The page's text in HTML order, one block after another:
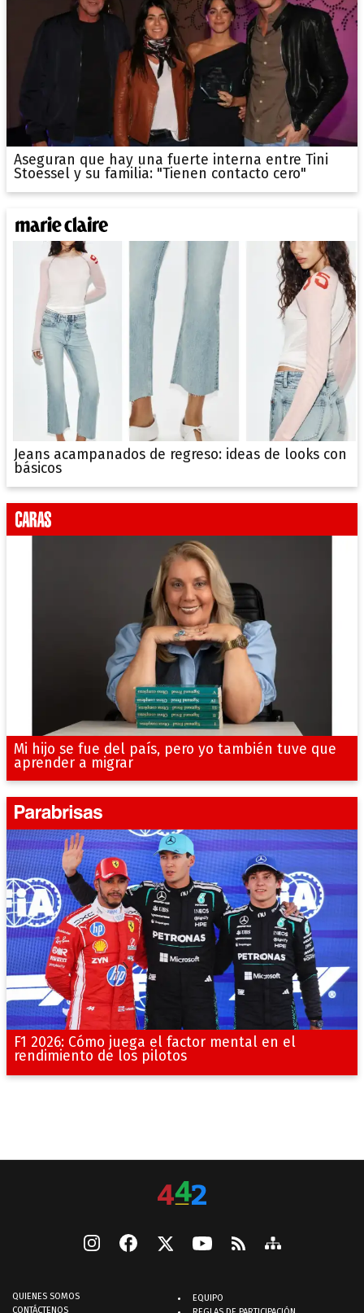
Aseguran que hay una fuerte interna entre Tini
Stoessel y su familia: "Tienen contacto cero"
Jeans acampanados de regreso: ideas de looks con
básicos
Mi hijo se fue del país, pero yo también tuve que
aprender a migrar
F1 2026: Cómo juega el factor mental en el
rendimiento de los pilotos
QUIENES SOMOS
CONTÁCTENOS
EQUIPO